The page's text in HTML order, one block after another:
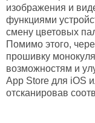
изображения и
функциями
смену цветовых
Помимо этого,
прошивку
возможностям и
App Store для iOS
отсканировав